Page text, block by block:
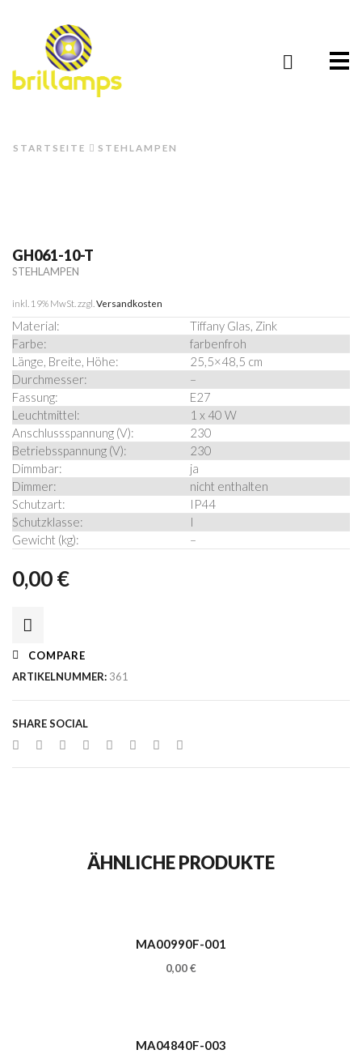
STARTSEITE STEHLAMPEN
GH061-10-T
STEHLAMPEN
inkl. 19% MwSt. zzgl. Versandkosten
Material:
Tiffany Glas, Zink
Farbe:
farbenfroh
Länge, Breite, Höhe:
25,5×48,5 cm
Durchmesser:
–
Fassung:
E27
Leuchtmittel:
1 x 40 W
Anschlussspannung (V):
230
Betriebsspannung (V):
230
Dimmbar:
ja
Dimmer:
nicht enthalten
Schutzart:
IP44
Schutzklasse:
I
Gewicht (kg):
–
0,00€
COMPARE
ARTIKELNUMMER: 361
SHARE SOCIAL
ÄHNLICHE PRODUKTE
MA00990F-001
0,00€
MA04840F-003